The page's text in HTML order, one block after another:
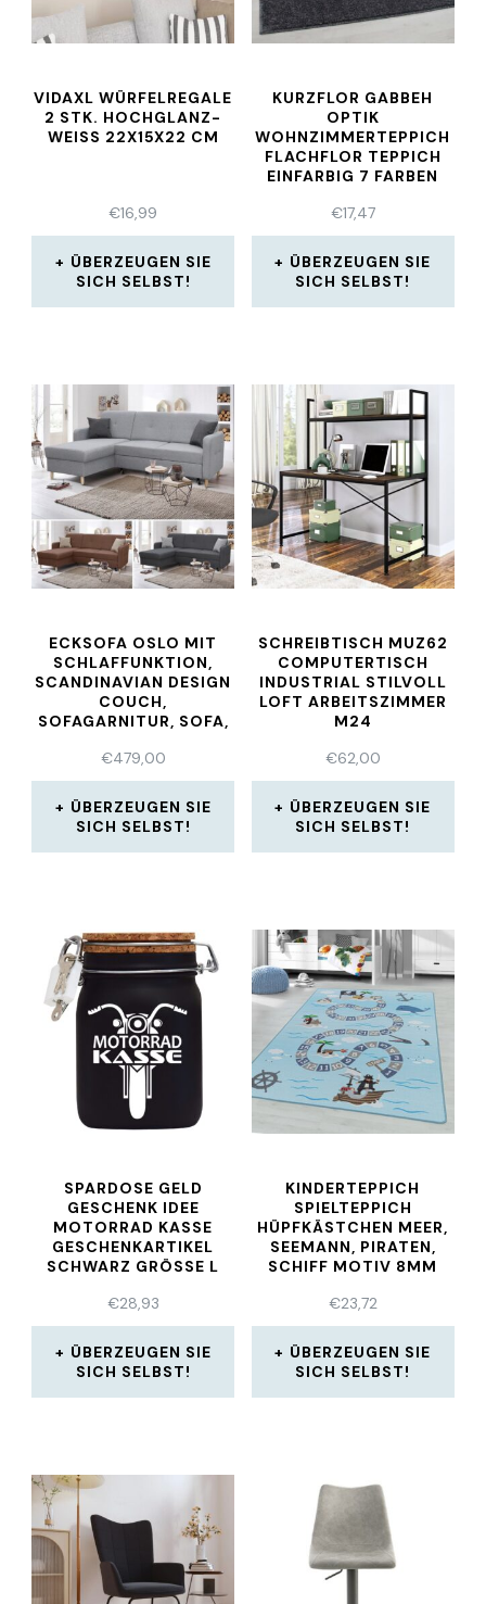
VIDAXL WÜRFELREGALE
2 STK. HOCHGLANZ-
WEISS 22X15X22 CM
€16,99
ÜBERZEUGEN SIE
SICH SELBST!
KURZFLOR GABBEH
OPTIK
WOHNZIMMERTEPPICH
FLACHFLOR TEPPICH
EINFARBIG 7 FARBEN
€17,47
ÜBERZEUGEN SIE
SICH SELBST!
ECKSOFA OSLO MIT
SCHLAFFUNKTION,
SCANDINAVIAN DESIGN
COUCH,
SOFAGARNITUR, SOFA,
€479,00
ÜBERZEUGEN SIE
SICH SELBST!
SCHREIBTISCH MUZ62
COMPUTERTISCH
INDUSTRIAL STILVOLL
LOFT ARBEITSZIMMER
M24
€62,00
ÜBERZEUGEN SIE
SICH SELBST!
SPARDOSE GELD
GESCHENK IDEE
MOTORRAD KASSE
GESCHENKARTIKEL
SCHWARZ GRÖSSE L
€28,93
ÜBERZEUGEN SIE
SICH SELBST!
KINDERTEPPICH
SPIELTEPPICH
HÜPFKÄSTCHEN MEER,
SEEMANN, PIRATEN,
SCHIFF MOTIV 8MM
€23,72
ÜBERZEUGEN SIE
SICH SELBST!